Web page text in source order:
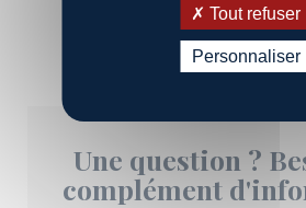
Une question ?
complément
Tout refuser
Personnaliser